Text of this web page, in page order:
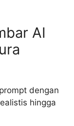
AI
dengan
hingga